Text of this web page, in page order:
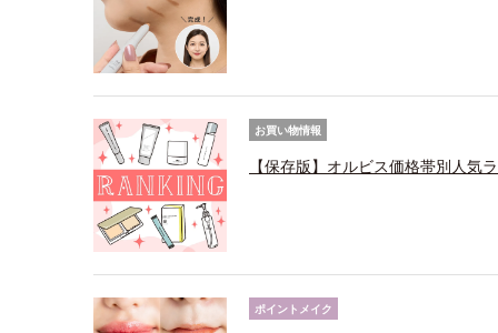
お買い物情報
【保存版】オルビス価格帯別人
ポイントメイク